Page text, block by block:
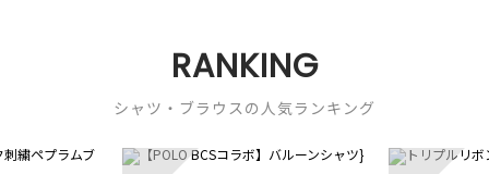
RANKING
シャツ・ブラウスの人気ランキング